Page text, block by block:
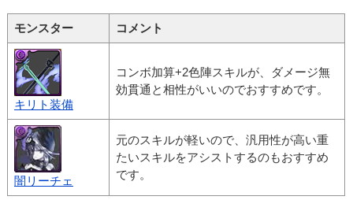
モンスター コメント
キリト装備
コンボ加算+2色陣スキルが、ダメージ無
効貫通と相性がいいのでおすすめです。
闇リーチェ
元のスキルが軽いので、汎用性が高い重
たいスキルをアシストするのもおすすめ
です。